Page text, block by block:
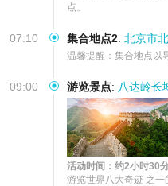
点。
07:10 集合地点2: 北京市
温馨提醒：集合地点以
09:00 游览景点: 八达岭长
活动时间：约2小时30
游览世界八大奇迹 之一